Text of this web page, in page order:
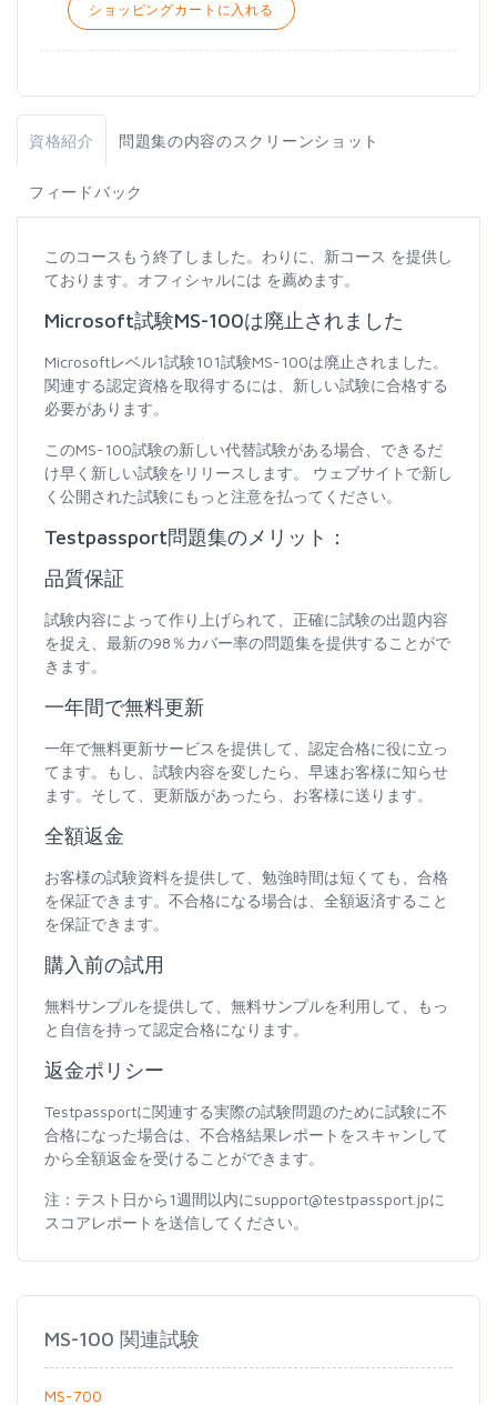
ショッピングカートに入れる
資格紹介 問題集の内容のスクリーンショット
フィードバック
このコースもう終了しました。わりに、新コース を提供し
ております。オフィシャルには を薦めます。
Microsoft試験MS-100は廃止されました
Microsoftレベル1試験101試験MS-100は廃止されました。
関連する認定資格を取得するには、新しい試験に合格する
必要があります。
このMS-100試験の新しい代替試験がある場合、できるだ
け早く新しい試験をリリースします。 ウェブサイトで新し
く公開された試験にもっと注意を払ってください。
Testpassport問題集のメリット：
品質保証
試験内容によって作り上げられて、正確に試験の出題内容
を捉え、最新の98％カバー率の問題集を提供することがで
きます。
一年間で無料更新
一年で無料更新サービスを提供して、認定合格に役に立っ
てます。もし、試験内容を変したら、早速お客様に知らせ
ます。そして、更新版があったら、お客様に送ります。
全額返金
お客様の試験資料を提供して、勉強時間は短くても、合格
を保証できます。不合格になる場合は、全額返済すること
を保証できます。
購入前の試用
無料サンプルを提供して、無料サンプルを利用して、もっ
と自信を持って認定合格になります。
返金ポリシー
Testpassportに関連する実際の試験問題のために試験に不
合格になった場合は、不合格結果レポートをスキャンして
から全額返金を受けることができます。
注：テスト日から1週間以内にsupport@testpassport.jpに
スコアレポートを送信してください。
MS-100 関連試験
MS-700